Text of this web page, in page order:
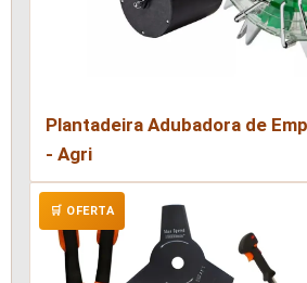
Plantadeira Adubadora de
- Agri
🛒 OFERTA